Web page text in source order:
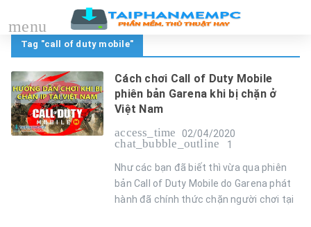
Tag "call of duty mobile"
Cách chơi Call of Duty Mobile
phiên bản Garena khi bị chặn ở
Việt Nam
access_time
02/04/2020
chat_bubble_outline 1
Như các bạn đã biết thì vừa qua phiên
bản Call of Duty Mobile do Garena phát
hành đã chính thức chặn người chơi tại
menu